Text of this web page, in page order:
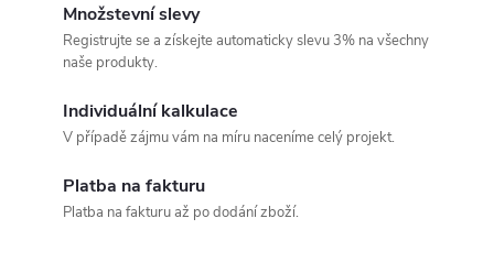
Množstevní slevy
Registrujte se a získejte automaticky slevu 3% na všechny
naše produkty.
Individuální kalkulace
V případě zájmu vám na míru naceníme celý projekt.
Platba na fakturu
Platba na fakturu až po dodání zboží.